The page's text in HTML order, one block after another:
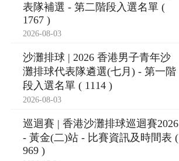
表隊補選 - 第二階段入選名單 (
1767 )
2026-08-03
沙灘排球 | 2026 香港男子青年沙
灘排球代表隊遴選(七月) - 第一階
段入選名單 ( 1114 )
2026-08-03
巡迴賽 | 香港沙灘排球巡迴賽2026
- 黃金(二)站 - 比賽資訊及時間表 (
969 )